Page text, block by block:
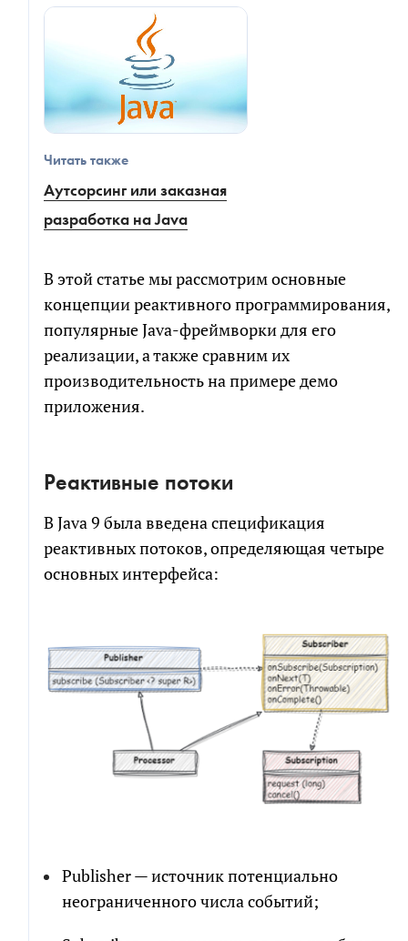
Читать также
Аутсорсинг или заказная
разработка на Java
В этой статье мы рассмотрим основные
концепции реактивного программирования,
популярные Java-фреймворки для его
реализации, а также сравним их
производительность на примере демо
приложения.
Реактивные потоки
В Java 9 была введена спецификация
реактивных потоков, определяющая четыре
основных интерфейса:
Publisher — источник потенциально
неограниченного числа событий;